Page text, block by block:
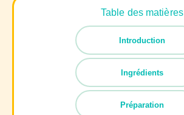
Table des matières
Introduction
Ingrédients
Préparation